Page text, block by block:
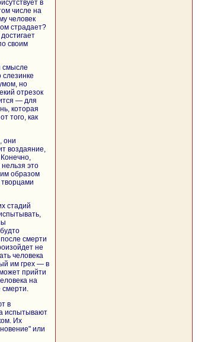
в
числе на
человек
страдает?
своим
смысле
но
отрезок
— для
которая
того, как
они
воздаяние,
это
образом
стадий
смерти
не
человека
им грех — в
прийти
на
смерти.
в
испытывают
Их
или